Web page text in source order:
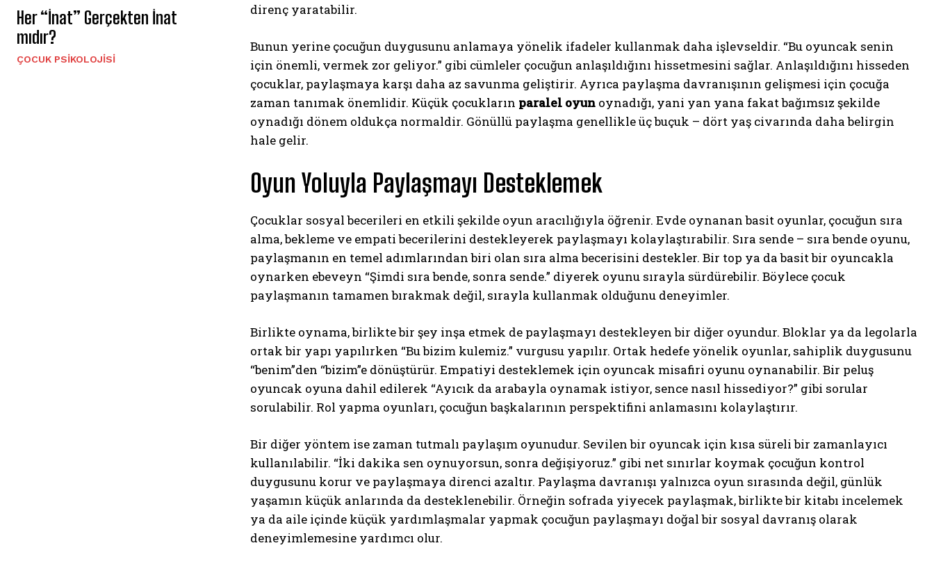
Gizlilik politikasınıokudum, onaylıyorum.
Her “İnat” Gerçekten İnat
mıdır?
ÇOCUK PSIKOLOJISI
direnç yaratabilir.
Bunun yerine çocuğun duygusunu anlamaya yönelik ifadeler kullanmak daha işlevseldir. “Bu oyuncak senin
için önemli, vermek zor geliyor.” gibi cümleler çocuğun anlaşıldığını hissetmesini sağlar. Anlaşıldığını hisseden
çocuklar, paylaşmaya karşı daha az savunma geliştirir. Ayrıca paylaşma davranışının gelişmesi için çocuğa
zaman tanımak önemlidir. Küçük çocukların paralel oyun oynadığı, yani yan yana fakat bağımsız şekilde
oynadığı dönem oldukça normaldir. Gönüllü paylaşma genellikle üç buçuk – dört yaş civarında daha belirgin
hale gelir.
Oyun Yoluyla Paylaşmayı Desteklemek
Çocuklar sosyal becerileri en etkili şekilde oyun aracılığıyla öğrenir. Evde oynanan basit oyunlar, çocuğun sıra
alma, bekleme ve empati becerilerini destekleyerek paylaşmayı kolaylaştırabilir. Sıra sende – sıra bende oyunu,
paylaşmanın en temel adımlarından biri olan sıra alma becerisini destekler. Bir top ya da basit bir oyuncakla
oynarken ebeveyn “Şimdi sıra bende, sonra sende.” diyerek oyunu sırayla sürdürebilir. Böylece çocuk
paylaşmanın tamamen bırakmak değil, sırayla kullanmak olduğunu deneyimler.
Birlikte oynama, birlikte bir şey inşa etmek de paylaşmayı destekleyen bir diğer oyundur. Bloklar ya da legolarla
ortak bir yapı yapılırken “Bu bizim kulemiz.” vurgusu yapılır. Ortak hedefe yönelik oyunlar, sahiplik duygusunu
“benim”den “bizim”e dönüştürür. Empatiyi desteklemek için oyuncak misafiri oyunu oynanabilir. Bir peluş
oyuncak oyuna dahil edilerek “Ayıcık da arabayla oynamak istiyor, sence nasıl hissediyor?” gibi sorular
sorulabilir. Rol yapma oyunları, çocuğun başkalarının perspektifini anlamasını kolaylaştırır.
Bir diğer yöntem ise zaman tutmalı paylaşım oyunudur. Sevilen bir oyuncak için kısa süreli bir zamanlayıcı
kullanılabilir. “İki dakika sen oynuyorsun, sonra değişiyoruz.” gibi net sınırlar koymak çocuğun kontrol
duygusunu korur ve paylaşmaya direnci azaltır. Paylaşma davranışı yalnızca oyun sırasında değil, günlük
yaşamın küçük anlarında da desteklenebilir. Örneğin sofrada yiyecek paylaşmak, birlikte bir kitabı incelemek
ya da aile içinde küçük yardımlaşmalar yapmak çocuğun paylaşmayı doğal bir sosyal davranış olarak
deneyimlemesine yardımcı olur.